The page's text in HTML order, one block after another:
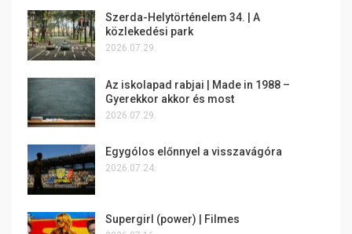
Szerda-Helytörténelem 34. | A
közlekedési park
2026.07.29.
Az iskolapad rabjai | Made in 1988 –
Gyerekkor akkor és most
2026.07.29.
Egygólos előnnyel a visszavágóra
2026.07.24.
Supergirl (power) | Filmes